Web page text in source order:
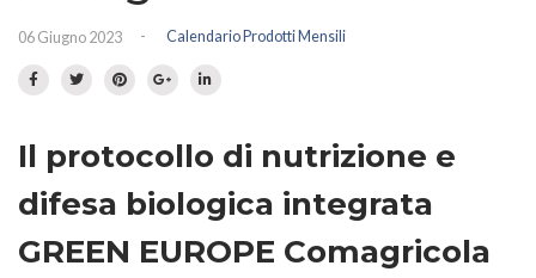
Prato fiorito
Paesaggio
Speciali
Ripopolazione insetti
Idrosemina
RICHIEDI INFORMAZIONI
EN DE
06 Giugno 2023 - Calendario Prodotti Mensili
Il protocollo di nutrizione e
difesa biologica integrata
GREEN EUROPE Comagricola